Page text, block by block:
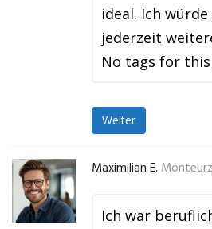
ideal. Ich
jederzeit
No tags for
Weiter
Maximilian E.
Ich war